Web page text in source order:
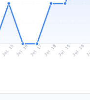
Jul 15 Jul 16 Jul 17 Jul 18Jul 19 Jul 20